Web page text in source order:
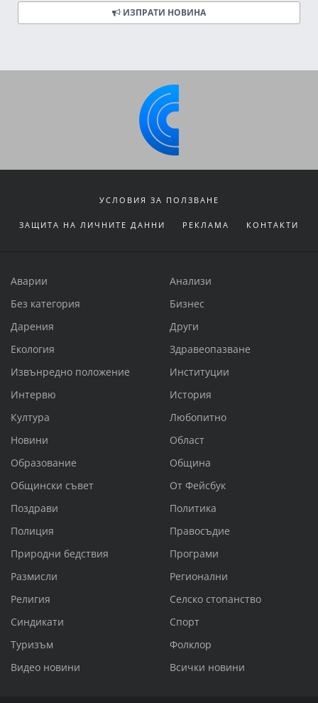
ИЗПРАТИ НОВИНА
УСЛОВИЯ ЗА ПОЛЗВАНЕ
ЗАЩИТА НА ЛИЧНИТЕ ДАННИ РЕКЛАМА КОНТАКТИ
Аварии
Анализи
Без категория
Бизнес
Дарения
Други
Екология
Здравеопазване
Извънредно положение
Институции
Интервю
История
Култура
Любопитно
Новини
Област
Образование
Община
Общински съвет
От Фейсбук
Поздрави
Политика
Полиция
Правосъдие
Природни бедствия
Програми
Размисли
Регионални
Религия
Селско стопанство
Синдикати
Спорт
Туризъм
Фолклор
Видео новини
Всички новини